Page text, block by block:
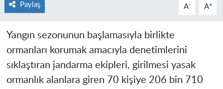
Paylaş A- A+
Yangın sezonunun başlamasıyla birlikte
ormanları korumak amacıyla denetimlerini
sıklaştıran jandarma ekipleri, girilmesi yasak
ormanlık alanlara giren 70 kişiye 206 bin 710